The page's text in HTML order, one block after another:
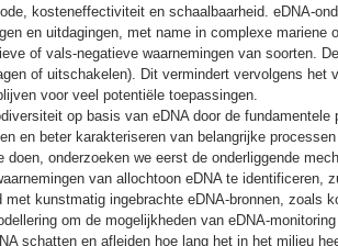
kosteneffectiviteit en schaalbaarheid. eDNA-
en uitdagingen, met name in complexe mariene
of vals-negatieve waarnemingen van soorten.
of uitschakelen). Dit vermindert vervolgens het
voor veel potentiële toepassingen.
op basis van eDNA door de
en beter karakteriseren van belangrijke
onderzoeken we eerst de onderliggende
van allochtoon eDNA te identificeren,
kunstmatig ingebrachte eDNA-bronnen, zoals
om de mogelijkheden van eDNA-
schatten en afleiden hoe lang het in het milieu